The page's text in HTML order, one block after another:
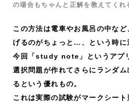
の場合もちゃんと正解を教えてくれ
この方法は電車やお風呂の中な
げるのがちょっと…、という時に
今回「study note 」というアプ
選択問題が作れてさらにランダ
るという優れもの。
これは実際の試験がマークシー